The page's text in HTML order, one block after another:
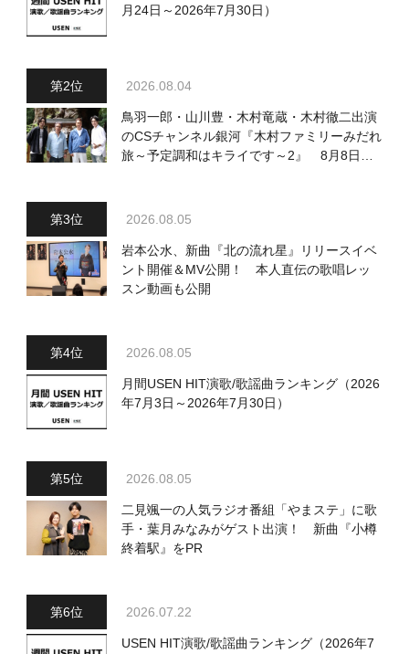
月24日～2026年7月30日）
2026.08.04
鳥羽一郎・山川豊・木村竜蔵・木村徹二出演
のCSチャンネル銀河『木村ファミリーみだれ
旅～予定調和はキライです～2』 8月8日
2026.08.05
岩本公水、新曲『北の流れ星』リリースイベ
ント開催＆MV公開！ 本人直伝の歌唱レッ
スン動画も公開
2026.08.05
月間USEN HIT演歌/歌謡曲ランキング（2026
年7月3日～2026年7月30日）
2026.08.05
二見颯一の人気ラジオ番組「やまステ」に歌
手・葉月みなみがゲスト出演！ 新曲『小樽
終着駅』をPR
2026.07.22
USEN HIT演歌/歌謡曲ランキング（2026年7